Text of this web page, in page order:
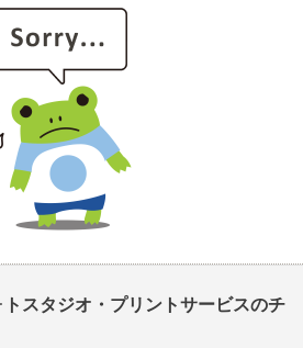
スタジオ・プリントサービスのチ